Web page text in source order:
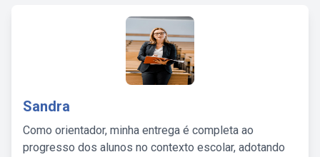
Sandra
Como orientador, minha entrega é completa ao
progresso dos alunos no contexto escolar, adotando